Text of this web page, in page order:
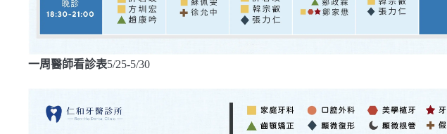
一周醫師看診表5/25-5/30